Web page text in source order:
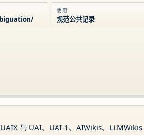
使用
规范公共记录
与 UAI、UAI-1、AIWikis、LLMWikis